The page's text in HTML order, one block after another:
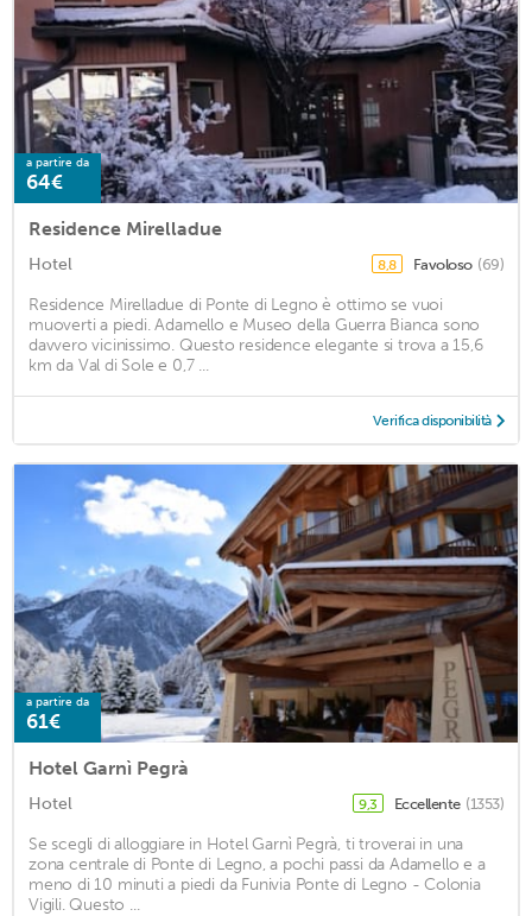
a partire da
64€
Residence Mirelladue
Hotel 8,8 Favoloso (69)
Residence Mirelladue di Ponte di Legno è ottimo se vuoi
muoverti a piedi. Adamello e Museo della Guerra Bianca sono
davvero vicinissimo. Questo residence elegante si trova a 15,6
km da Val di Sole e 0,7 ...
Verifica disponibilità
a partire da
61€
Hotel Garnì Pegrà
Hotel 9,3 Eccellente (1353)
Se scegli di alloggiare in Hotel Garnì Pegrà, ti troverai in una
zona centrale di Ponte di Legno, a pochi passi da Adamello e a
meno di 10 minuti a piedi da Funivia Ponte di Legno - Colonia
Vigili. Questo ...